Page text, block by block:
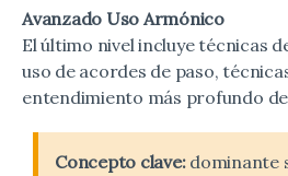
Avanzado Uso Armónico
El último nivel incluye técnicas
uso de acordes de paso,
entendimiento más profundo
Concepto clave:dominante